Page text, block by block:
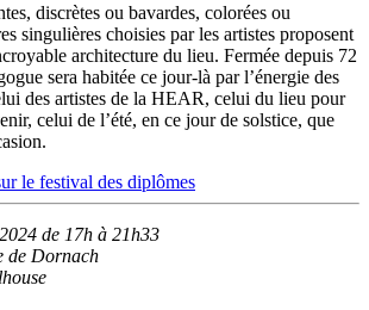
discrètes ou bavardes, colorées ou
singulières choisies par les artistes proposent
architecture du lieu. Fermée depuis 72
sera habitée ce jour-là par l’énergie des
des artistes de la HEAR, celui du lieu pour
celui de l’été, en ce jour de solstice, que
le festival des diplômes
de 17h à 21h33
de Dornach